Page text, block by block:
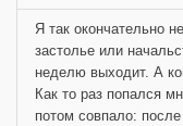
Я так окончательно
застолье или
неделю выходит. А
Как то раз попался
потом совпало: